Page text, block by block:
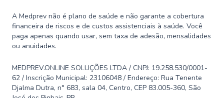
A Medprev não é plano de saúde e não garante a cobertura
financeira de riscos e de custos assistenciais à saúde. Você
paga apenas quando usar, sem taxa de adesão, mensalidades
ou anuidades.
MEDPREV.ONLINE SOLUÇÕES LTDA / CNPJ: 19.258.530/0001-
62 / Inscrição Municipal: 23106048 / Endereço: Rua Tenente
Djalma Dutra, n° 683, sala 04, Centro, CEP 83.005-360, São